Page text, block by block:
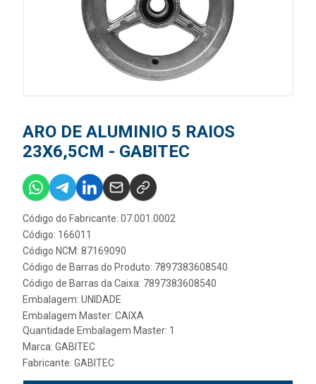
ARO DE ALUMINIO 5 RAIOS
23X6,5CM - GABITEC
Código do Fabricante: 07.001.0002
Código: 166011
Código NCM: 87169090
Código de Barras do Produto: 7897383608540
Código de Barras da Caixa: 7897383608540
Embalagem: UNIDADE
Embalagem Master: CAIXA
Quantidade Embalagem Master: 1
Marca: GABITEC
Fabricante: GABITEC